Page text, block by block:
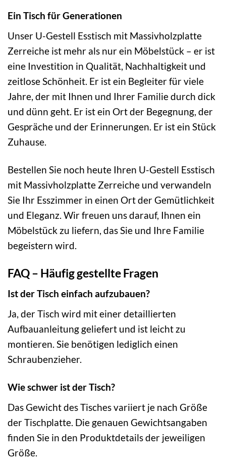
Ein Tisch für Generationen
Unser U-Gestell Esstisch mit Massivholzplatte
Zerreiche ist mehr als nur ein Möbelstück – er ist
eine Investition in Qualität, Nachhaltigkeit und
zeitlose Schönheit. Er ist ein Begleiter für viele
Jahre, der mit Ihnen und Ihrer Familie durch dick
und dünn geht. Er ist ein Ort der Begegnung, der
Gespräche und der Erinnerungen. Er ist ein Stück
Zuhause.
Bestellen Sie noch heute Ihren U-Gestell Esstisch
mit Massivholzplatte Zerreiche und verwandeln
Sie Ihr Esszimmer in einen Ort der Gemütlichkeit
und Eleganz. Wir freuen uns darauf, Ihnen ein
Möbelstück zu liefern, das Sie und Ihre Familie
begeistern wird.
FAQ – Häufig gestellte Fragen
Ist der Tisch einfach aufzubauen?
Ja, der Tisch wird mit einer detaillierten
Aufbauanleitung geliefert und ist leicht zu
montieren. Sie benötigen lediglich einen
Schraubenzieher.
Wie schwer ist der Tisch?
Das Gewicht des Tisches variiert je nach Größe
der Tischplatte. Die genauen Gewichtsangaben
finden Sie in den Produktdetails der jeweiligen
Größe.